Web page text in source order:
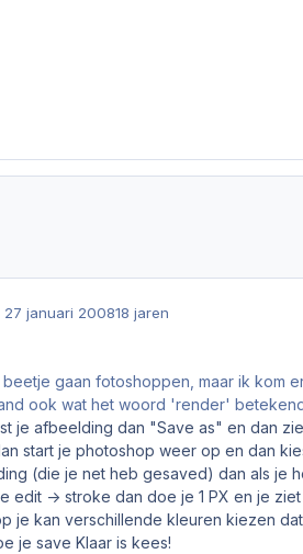
27 januari 200818 jaren
gaan fotoshoppen, maar ik kom
ook wat het woord 'render'
je afbeelding dan "Save as" en dan
start je photoshop weer op en dan
(die je net heb gesaved) dan als je
edit -> stroke dan doe je 1 PX en je
je kan verschillende kleuren kiezen
je save Klaar is kees!